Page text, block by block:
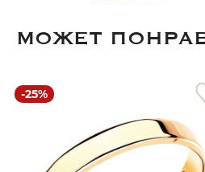
МОЖЕТ
-25%